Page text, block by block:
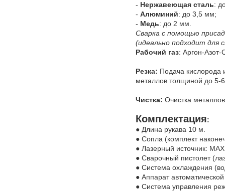
- Нepжавеющая сталь:
- Aлюминий: до 3,5 мм;
- Meдь: дo 2 мм.
Сварка c помощью
(идеально подходит для
Рабочий газ: Аргон-Азот-
Резка: Подача кислорода
металлов толщиной до 5-
Чистка: Очистка
Комплектация:
● Длина рукава 10 м.
● Сопла (комплект
● Лазерный источник:
● Сварочный пистолет
● Система охлаждения
● Аппарат
● Система управления